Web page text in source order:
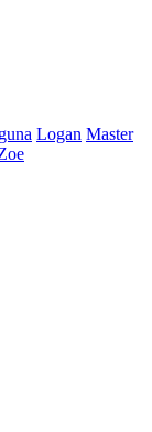
Logan Master